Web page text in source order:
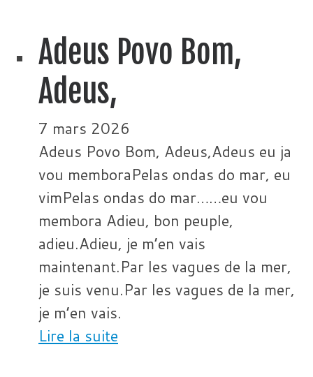
Adeus Povo Bom,
Adeus,
7 mars 2026
Adeus Povo Bom, Adeus,Adeus eu ja
vou memboraPelas ondas do mar, eu
vimPelas ondas do mar……eu vou
membora Adieu, bon peuple,
adieu.Adieu, je m’en vais
maintenant.Par les vagues de la mer,
je suis venu.Par les vagues de la mer,
je m’en vais.
Lire la suite